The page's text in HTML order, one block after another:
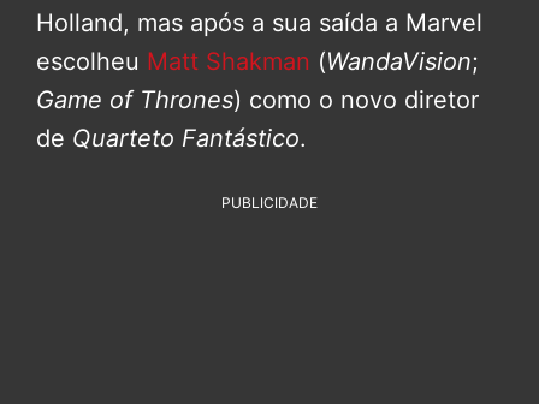
Holland, mas após a sua saída a Marvel
escolheu Matt Shakman (WandaVision;
Game of Thrones) como o novo diretor
de Quarteto Fantástico.
PUBLICIDADE